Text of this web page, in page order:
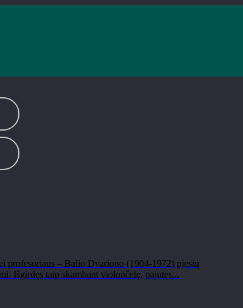
profesoriaus – Balio Dvariono (1904-1972) pjesių
Išgirdęs taip skambant violončelę, pajutęs...